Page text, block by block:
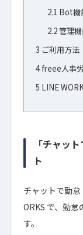
2.1 Bot機
2.2管理
3 ご利用方法
4freee人事
5 LINE
「チャッ
ト
チャットで勤
ORKS で、勤
す。